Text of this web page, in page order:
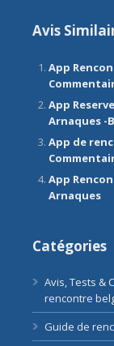
Avis
App
App
Arnaques -
App de
App
Arnaques
Catégories
Avis, Tests &
rencontre
Guide de